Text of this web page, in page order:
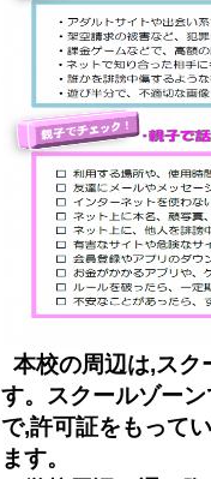
本校の周辺は,スク
す。スクールゾー
で,許可証をもって
ます。